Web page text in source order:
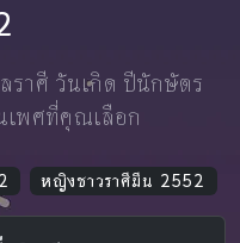
ราศี วันเกิด ปีนักษัตร
เพศที่คุณเลือก
หญิงชาวราศีมีน 2552